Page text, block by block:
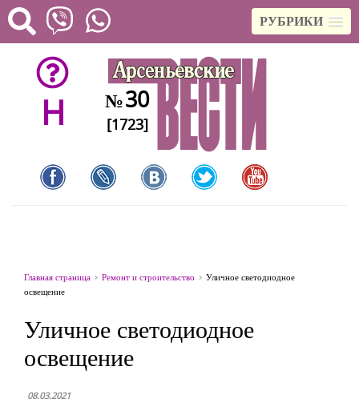
РУБРИКИ
H №30
[1723]
Главная страница Ремонт и строительство
Уличное светодиодное
освещение
Уличное светодиодное
освещение
08.03.2021